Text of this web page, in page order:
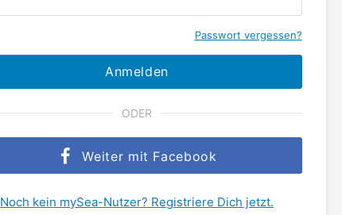
Passwort vergessen?
Anmelden
ODER
Weiter mit Facebook
Noch kein mySea-Nutzer? Registriere Dich jetzt.